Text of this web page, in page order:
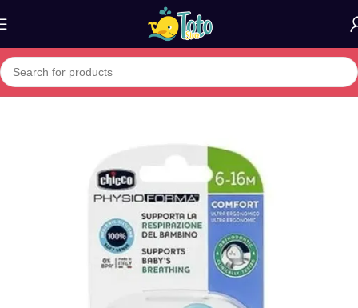
Home»Boutique»CHICCO SUCETTE PHYSIO CONFORT